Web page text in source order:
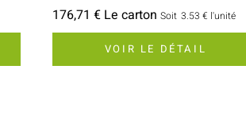
176,71 € Le carton Soit 3.53 € l'unité
VOIR LE DÉTAIL